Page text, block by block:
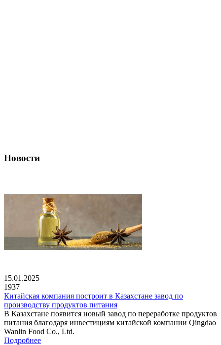
Новости
15.01.2025
1937
Китайская компания построит в Казахстане завод по
производству продуктов питания
В Казахстане появится новый завод по переработке продуктов
питания благодаря инвестициям китайской компании Qingdao
Wanlin Food Co., Ltd.
Подробнее